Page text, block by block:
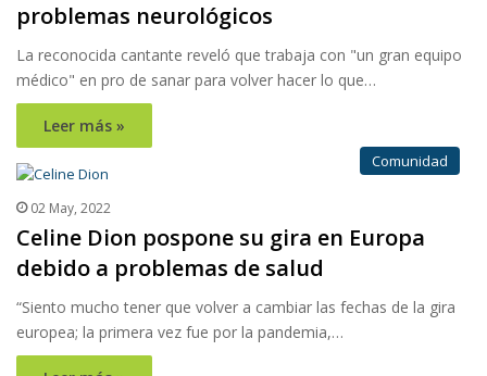
problemas neurológicos
La reconocida cantante reveló que trabaja con "un gran equipo
médico" en pro de sanar para volver hacer lo que…
Leer más »
Comunidad
02 May, 2022
Celine Dion pospone su gira en Europa
debido a problemas de salud
“Siento mucho tener que volver a cambiar las fechas de la gira
europea; la primera vez fue por la pandemia,…